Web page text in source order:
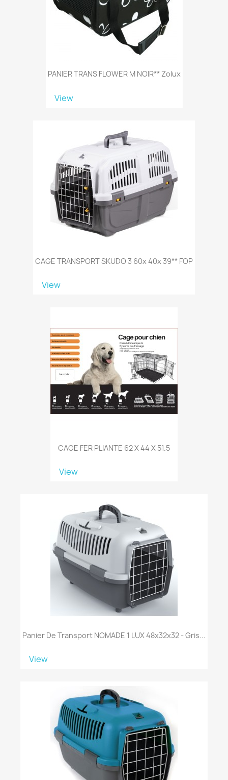
PANIER TRANS FLOWER M NOIR** Zolux
View
CAGE TRANSPORT SKUDO 3 60x 40x 39** FOP
View
CAGE FER PLIANTE 62 X 44 X 51.5
View
Panier De Transport NOMADE 1 LUX 48x32x32 - Gris...
View